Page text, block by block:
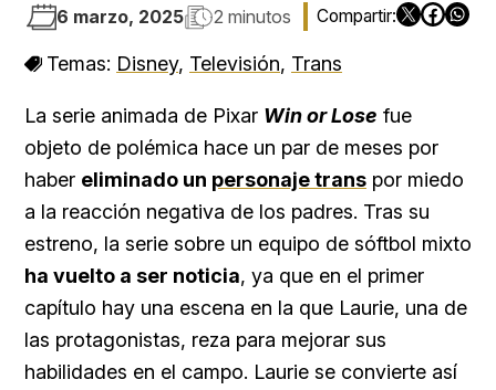
6 marzo, 2025 2 minutos
Temas: Disney, Televisión, Trans
La serie animada de Pixar Win or Lose fue
objeto de polémica hace un par de meses por
haber eliminado un personaje trans por miedo
a la reacción negativa de los padres. Tras su
estreno, la serie sobre un equipo de sóftbol mixto
ha vuelto a ser noticia, ya que en el primer
capítulo hay una escena en la que Laurie, una de
las protagonistas, reza para mejorar sus
habilidades en el campo. Laurie se convierte así